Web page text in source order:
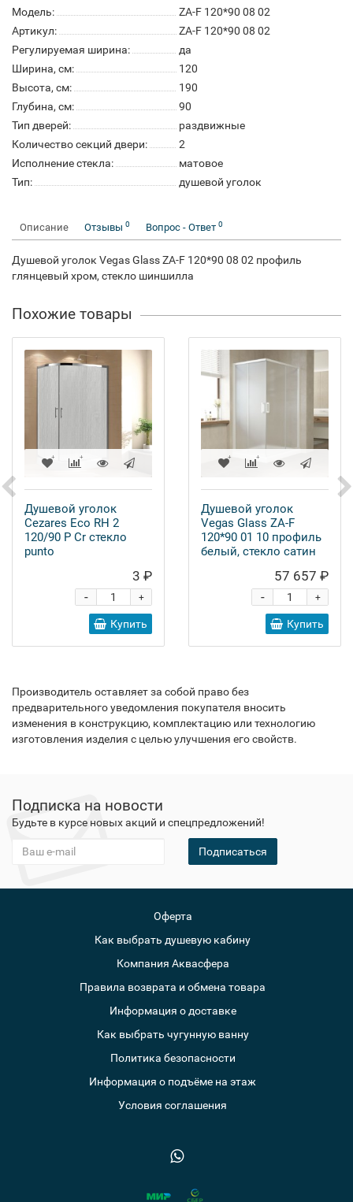
Модель:
ZA-F 120*90 08 02
Артикул:
ZA-F 120*90 08 02
Регулируемая ширина:
да
Ширина, см:
120
Высота, см:
190
Глубина, см:
90
Тип дверей:
раздвижные
Количество секций двери:
2
Исполнение стекла:
матовое
Тип:
душевой уголок
Описание Отзывы 0 Вопрос - Ответ 0
Душевой уголок Vegas Glass ZA-F 120*90 08 02 профиль
глянцевый хром, стекло шиншилла
Похожие товары
Душевой уголок
Cezares Eco RH 2
120/90 P Cr стекло
punto
3 ₽
+
-
Купить
Душевой уголок
Vegas Glass ZA-F
120*90 01 10 профиль
белый, стекло сатин
57 657 ₽
+
-
Купить
Производитель оставляет за собой право без
предварительного уведомления покупателя вносить
изменения в конструкцию, комплектацию или технологию
изготовления изделия с целью улучшения его свойств.
Подписка на новости
Будьте в курсе новых акций и спецпредложений!
Подписаться
Оферта
Как выбрать душевую кабину
Компания Аквасфера
Правила возврата и обмена товара
Информация о доставке
Как выбрать чугунную ванну
Политика безопасности
Информация о подъёме на этаж
Условия соглашения